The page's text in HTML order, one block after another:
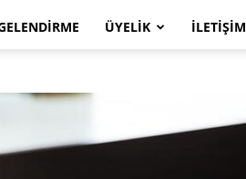
ÜYELİK İLETİŞİM